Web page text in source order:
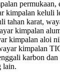
kimpalan keluli
tahan karat,
kimpalan
kimpalan aloi
kimpalan
karbon
lain.